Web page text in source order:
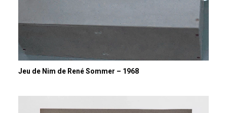
Jeu de Nim de René Sommer – 1968